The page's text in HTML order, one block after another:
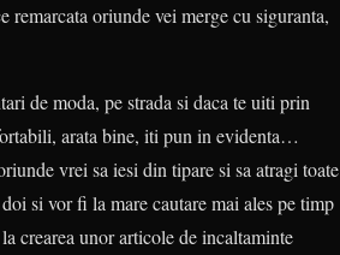
oriunde vei merge cu siguranta,
de moda, pe strada si daca te uiti prin
arata bine, iti pun in evidenta…
vrei sa iesi din tipare si sa atragi toate
si vor fi la mare cautare mai ales pe timp
crearea unor articole de incaltaminte